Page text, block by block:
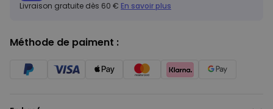
Livraison gratuite dès 60 € En savoir plus
Méthode de paiment :